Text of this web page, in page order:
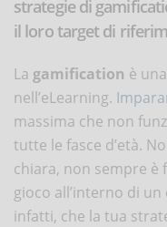
strategie di
il loro target di
La gamification è
nell’eLearning.
massima che non
tutte le fasce d’età.
chiara, non sempre è
gioco all’interno di
infatti, che la tua